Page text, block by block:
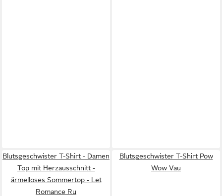
Blutsgeschwister T-Shirt - Damen
Top mit Herzausschnitt -
ärmelloses Sommertop - Let
Romance Ru
Blutsgeschwister T-Shirt Pow
Wow Vau